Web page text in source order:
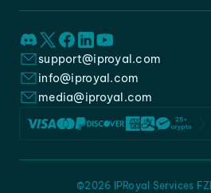
support@iproyal.com
info@iproyal.com
media@iproyal.com
©2026 IPRoyal Services